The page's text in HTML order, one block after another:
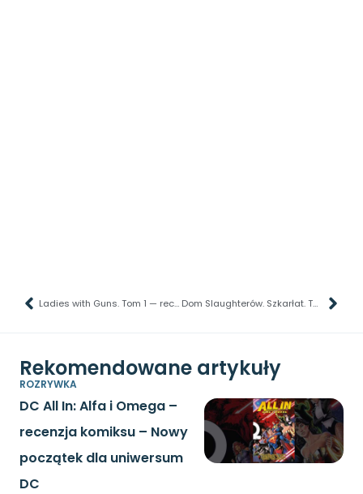
Ladies with Guns. Tom 1 — recenzja komiksu — Strzeż się dam ze spluwami Dom Slaughterów. Szkarłat. Tom 2 – recenzja komiksu – Tajemniczy skrybowie
Rekomendowane artykuły
ROZRYWKA
DC All In: Alfa i Omega –
recenzja komiksu – Nowy
początek dla uniwersum
DC